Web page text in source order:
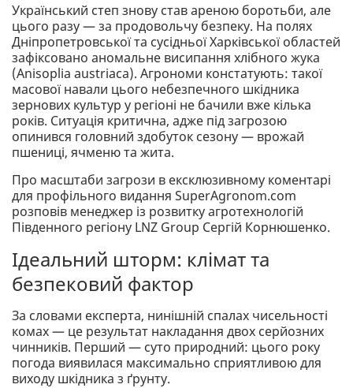
Український степ знову став ареною боротьби, але
цього разу — за продовольчу безпеку. На полях
Дніпропетровської та сусідньої Харківської областей
зафіксовано аномальне висипання хлібного жука
(Anisoplia austriaca). Агрономи констатують: такої
масової навали цього небезпечного шкідника
зернових культур у регіоні не бачили вже кілька
років. Ситуація критична, адже під загрозою
опинився головний здобуток сезону — врожай
пшениці, ячменю та жита.
Про масштаби загрози в ексклюзивному коментарі
для профільного видання SuperAgronom.com
розповів менеджер із розвитку агротехнологій
Південного регіону LNZ Group Сергій Корнюшенко.
Ідеальний шторм: клімат та
безпековий фактор
За словами експерта, нинішній спалах чисельності
комах — це результат накладання двох серйозних
чинників. Перший — суто природний: цього року
погода виявилася максимально сприятливою для
виходу шкідника з ґрунту.